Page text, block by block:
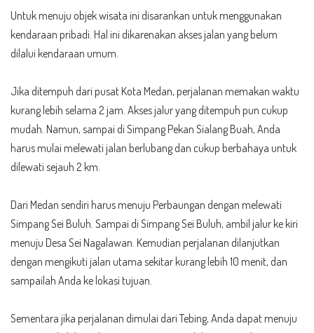
Untuk menuju objek wisata ini disarankan untuk menggunakan
kendaraan pribadi. Hal ini dikarenakan akses jalan yang belum
dilalui kendaraan umum.
Jika ditempuh dari pusat Kota Medan, perjalanan memakan waktu
kurang lebih selama 2 jam. Akses jalur yang ditempuh pun cukup
mudah. Namun, sampai di Simpang Pekan Sialang Buah, Anda
harus mulai melewati jalan berlubang dan cukup berbahaya untuk
dilewati sejauh 2 km.
Dari Medan sendiri harus menuju Perbaungan dengan melewati
Simpang Sei Buluh. Sampai di Simpang Sei Buluh, ambil jalur ke kiri
menuju Desa Sei Nagalawan. Kemudian perjalanan dilanjutkan
dengan mengikuti jalan utama sekitar kurang lebih 10 menit, dan
sampailah Anda ke lokasi tujuan.
Sementara jika perjalanan dimulai dari Tebing, Anda dapat menuju